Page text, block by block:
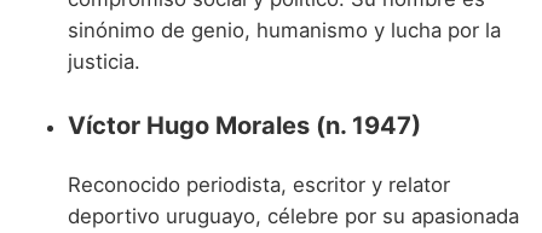
sinónimo de genio, humanismo y lucha por la
justicia.
Víctor Hugo Morales (n. 1947)
Reconocido periodista, escritor y relator
deportivo uruguayo, célebre por su apasionada